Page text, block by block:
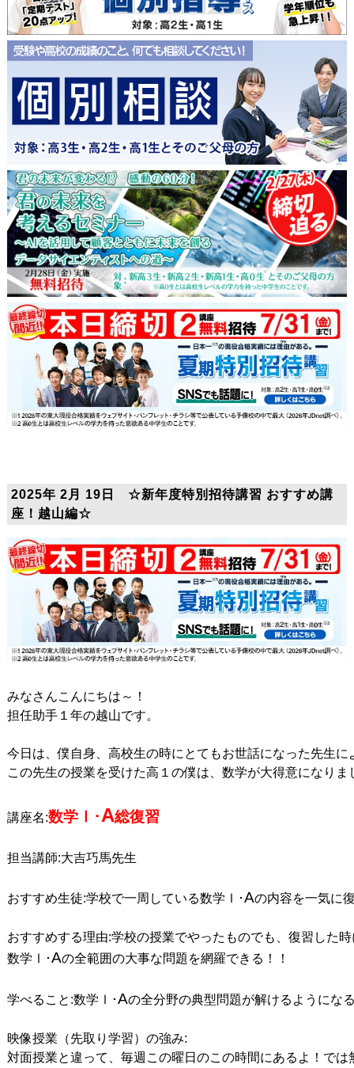
2025年 2月 19日 ☆新年度特別招待講習 おすすめ講
座！越山編☆
みなさんこんにちは～！
担任助手１年の越山です。
今日は、僕自身、高校生の時にとてもお世話になった先生
この先生の授業を受けた高１の僕は、数学が大得意になりま
講座名:数学Ⅰ･A総復習
担当講師:大吉巧馬先生
おすすめ生徒:学校で一周している数学Ⅰ･Aの内容を一気に
おすすめする理由:学校の授業でやったものでも、復習した
数学Ⅰ･Aの全範囲の大事な問題を網羅できる！！
学べること:数学Ⅰ･Aの全分野の典型問題が解けるようにな
映像授業（先取り学習）の強み:
対面授業と違って、毎週この曜日のこの時間にあるよ！で